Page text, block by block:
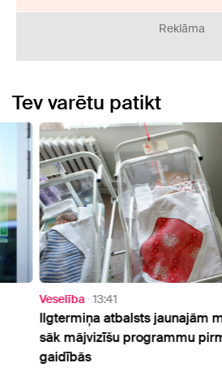
Reklāma
Tev varētu patikt
Veselība 13:41
Ilgtermiņa atbalsts jaunajām
sāk mājvizīšu programmu
gaidībās